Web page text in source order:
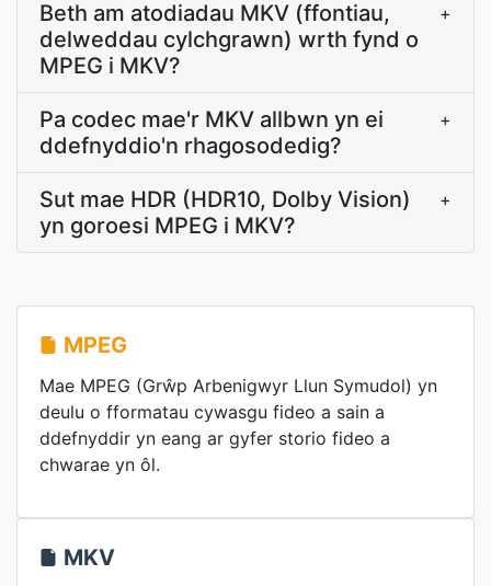
Beth am atodiadau MKV (ffontiau,
delweddau cylchgrawn) wrth fynd o
MPEG i MKV?
+
Pa codec mae'r MKV allbwn yn ei
ddefnyddio'n rhagosodedig?
+
Sut mae HDR (HDR10, Dolby Vision)
yn goroesi MPEG i MKV?
+
MPEG
Mae MPEG (Grŵp Arbenigwyr Llun Symudol) yn
deulu o fformatau cywasgu fideo a sain a
ddefnyddir yn eang ar gyfer storio fideo a
chwarae yn ôl.
MKV